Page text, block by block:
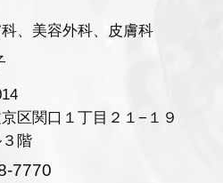
、美容外科、皮膚科
区関口１丁目２１−１９
階
7770